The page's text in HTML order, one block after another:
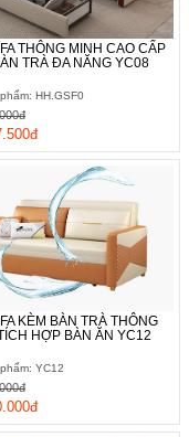
thất thông minh
gia đình
chốc bỗng biến thành
gia đình có diện
gia đình bạn. Nếu
thể lắp đặt chiếc rèm
THÔNG MINH CAO CẤP
TRÀ ĐA NĂNG YC08
HH.GSF0
KÈM BÀN TRÀ THÔNG
HỢP BÀN ĂN YC12
YC12